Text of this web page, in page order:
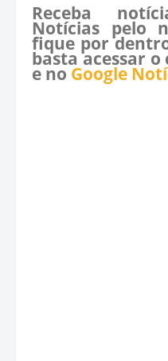
Receba
Notícias pelo
fique por
basta acessar o
e no Google